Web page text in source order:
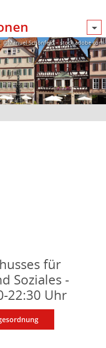
@Manuel Schönfeld – stock.adobe.com
für
Soziales -
22:30 Uhr